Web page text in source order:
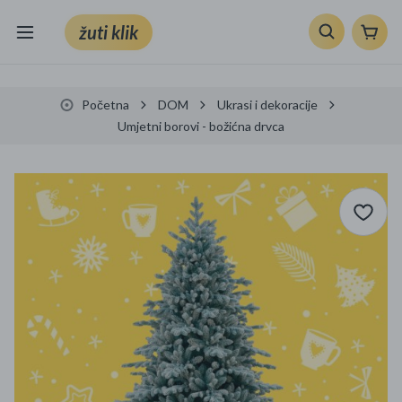
žuti klik
Knjige, škola i ured
TV, audio i foto
VRT I ALATI
Klik supermarket
Sport i slobodno vrijeme
Ljepota i zdravlje
Početna DOM
Ukrasi i dekoracije
Umjetni borovi - božićna drvca